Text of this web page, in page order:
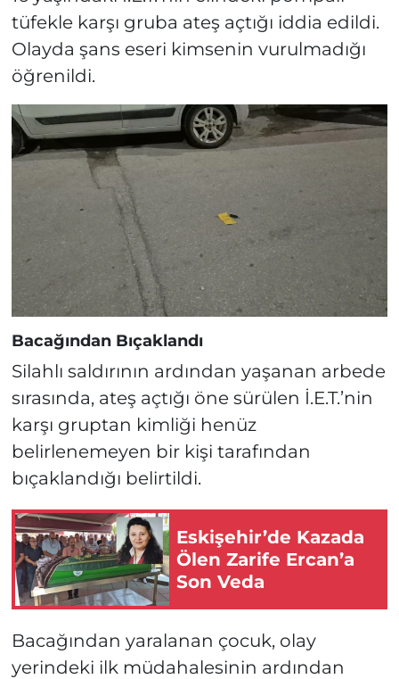
tüfekle karşı gruba ateş açtığı iddia edildi.
Olayda şans eseri kimsenin vurulmadığı
öğrenildi.
Bacağından Bıçaklandı
Silahlı saldırının ardından yaşanan arbede
sırasında, ateş açtığı öne sürülen İ.E.T.’nin
karşı gruptan kimliği henüz
belirlenemeyen bir kişi tarafından
bıçaklandığı belirtildi.
Eskişehir’de Kazada
Ölen Zarife Ercan’a
Son Veda
Bacağından yaralanan çocuk, olay
yerindeki ilk müdahalesinin ardından